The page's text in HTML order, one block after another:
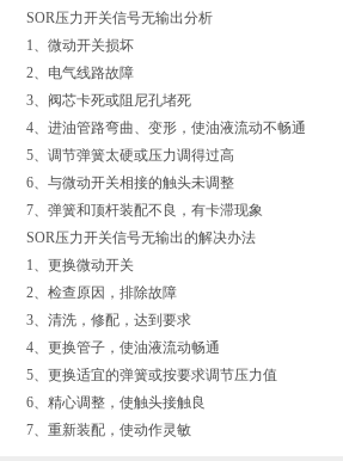
SOR压力开关信号无输出分析
1、微动开关损坏
2、电气线路故障
3、阀芯卡死或阻尼孔堵死
4、进油管路弯曲、变形，使油液流动不畅通
5、调节弹簧太硬或压力调得过高
6、与微动开关相接的触头未调整
7、弹簧和顶杆装配不良，有卡滞现象
SOR压力开关信号无输出的解决办法
1、更换微动开关
2、检查原因，排除故障
3、清洗，修配，达到要求
4、更换管子，使油液流动畅通
5、更换适宜的弹簧或按要求调节压力值
6、精心调整，使触头接触良
7、重新装配，使动作灵敏